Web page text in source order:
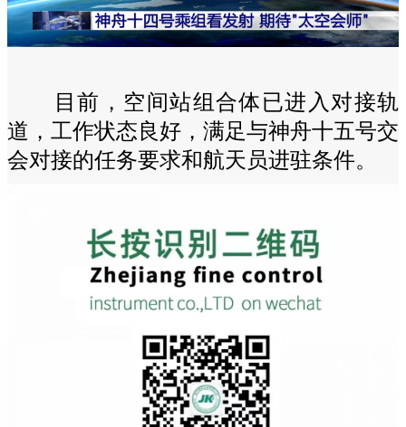
目前，空间站组合体已进入对接轨
道，工作状态良好，满足与神舟十五号交
会对接的任务要求和航天员进驻条件。